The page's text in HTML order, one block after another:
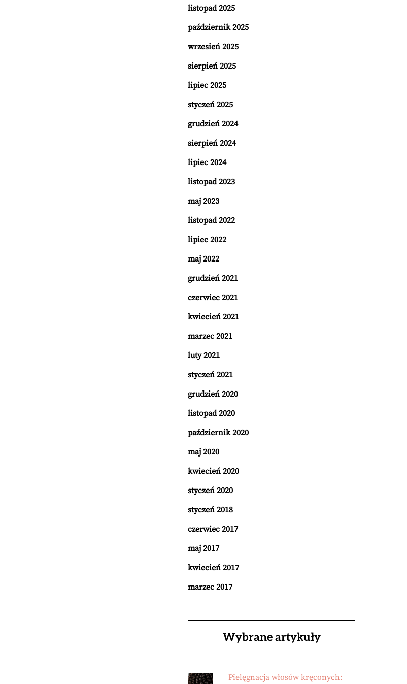
listopad 2025
październik 2025
wrzesień 2025
sierpień 2025
lipiec 2025
styczeń 2025
grudzień 2024
sierpień 2024
lipiec 2024
listopad 2023
maj 2023
listopad 2022
lipiec 2022
maj 2022
grudzień 2021
czerwiec 2021
kwiecień 2021
marzec 2021
luty 2021
styczeń 2021
grudzień 2020
listopad 2020
październik 2020
maj 2020
kwiecień 2020
styczeń 2020
styczeń 2018
czerwiec 2017
maj 2017
kwiecień 2017
marzec 2017
Wybrane artykuły
Pielęgnacja włosów kręconych: